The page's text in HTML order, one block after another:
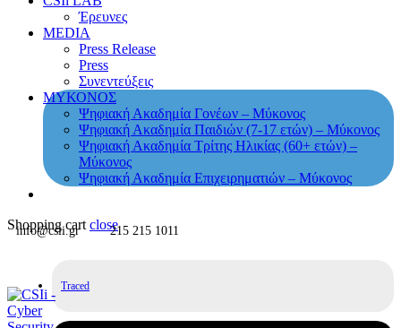
Έρευνες
MEDIA
Press Release
Press
Συνεντεύξεις
ΜΥΚΟΝΟΣ
Ψηφιακή Ακαδημία Γονέων – Μύκονος
Ψηφιακή Ακαδημία Παιδιών (7-17 ετών) – Μύκονος
Ψηφιακή Ακαδημία Τρίτης Ηλικίας (60+ ετών) –
Μύκονος
Ψηφιακή Ακαδημία Επιχειρηματιών – Μύκονος
Shopping cart close
info@csii.gr 215 215 1011
Traced